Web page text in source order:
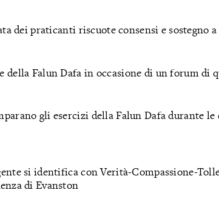
dei praticanti riscuote consensi e sostegno a
della Falun Dafa in occasione di un forum di
gli esercizi della Falun Dafa durante
si identifica con Verità-Compassione-
di Evanston